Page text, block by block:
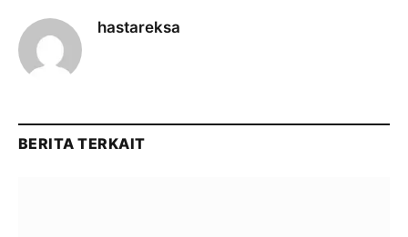
hastareksa
BERITA TERKAIT